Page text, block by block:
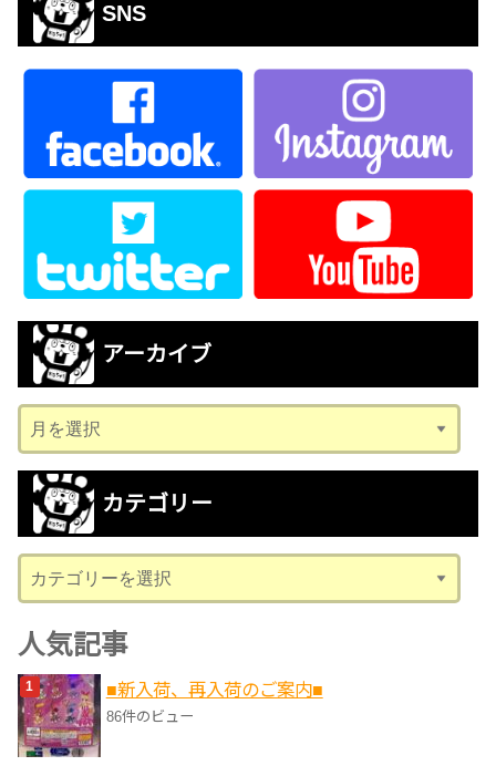
SNS
アーカイブ
ー
カ
ブ
カテゴリー
テ
ゴ
リ
ー
人気記事
■新入荷、再入荷のご案内■
86件のビュー